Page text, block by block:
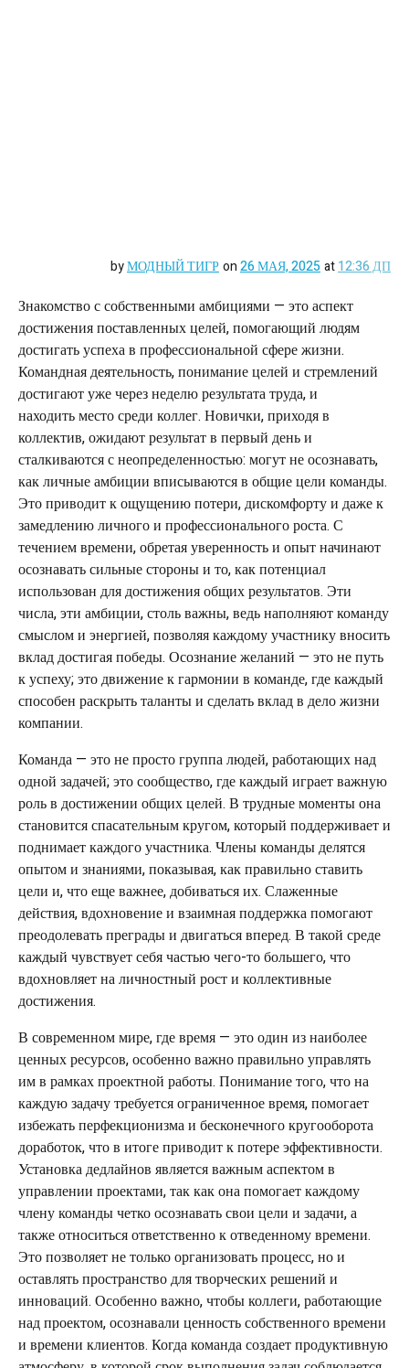
byМОДНЫЙ ТИГРon26 МАЯ, 2025at12:36 ДП
Знакомство с собственными амбициями — это аспект
достижения поставленных целей, помогающий людям
достигать успеха в профессиональной сфере жизни.
Командная деятельность, понимание целей и стремлений
достигают уже через неделю результата труда, и
находить место среди коллег. Новички, приходя в
коллектив, ожидают результат в первый день и
сталкиваются с неопределенностью: могут не осознавать,
как личные амбиции вписываются в общие цели команды.
Это приводит к ощущению потери, дискомфорту и даже к
замедлению личного и профессионального роста. С
течением времени, обретая уверенность и опыт начинают
осознавать сильные стороны и то, как потенциал
использован для достижения общих результатов. Эти
числа, эти амбиции, столь важны, ведь наполняют команду
смыслом и энергией, позволяя каждому участнику вносить
вклад достигая победы. Осознание желаний — это не путь
к успеху; это движение к гармонии в команде, где каждый
способен раскрыть таланты и сделать вклад в дело жизни
компании.
Команда — это не просто группа людей, работающих над
одной задачей; это сообщество, где каждый играет важную
роль в достижении общих целей. В трудные моменты она
становится спасательным кругом, который поддерживает и
поднимает каждого участника. Члены команды делятся
опытом и знаниями, показывая, как правильно ставить
цели и, что еще важнее, добиваться их. Слаженные
действия, вдохновение и взаимная поддержка помогают
преодолевать преграды и двигаться вперед. В такой среде
каждый чувствует себя частью чего-то большего, что
вдохновляет на личностный рост и коллективные
достижения.
В современном мире, где время — это один из наиболее
ценных ресурсов, особенно важно правильно управлять
им в рамках проектной работы. Понимание того, что на
каждую задачу требуется ограниченное время, помогает
избежать перфекционизма и бесконечного кругооборота
доработок, что в итоге приводит к потере эффективности.
Установка дедлайнов является важным аспектом в
управлении проектами, так как она помогает каждому
члену команды четко осознавать свои цели и задачи, а
также относиться ответственно к отведенному времени.
Это позволяет не только организовать процесс, но и
оставлять пространство для творческих решений и
инноваций. Особенно важно, чтобы коллеги, работающие
над проектом, осознавали ценность собственного времени
и времени клиентов. Когда команда создает продуктивную